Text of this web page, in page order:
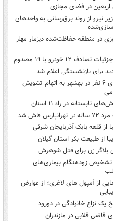
اربعین در فضای مجازی
نیرو از روند برق‌رسانی به واحدهای
در منطقه حفاظت‌شده دیزمار مهار
۱۲ خودرو با ۱۹ مصدوم
برای بازنشستگی اعلام شد
دستگیری ۶ نفر در بهشهر به اتهام تشویش
تابستانه در راه ۱۱ استان
فاش شد
از قلعه بابک آذربایجان شرقی
از طبیعت بکر استان گیلان
بلاگر زن برای قتل شوهرش
زودهنگام بیماری‌های
از آمپول های لاغری؛ از عوارض
یک نزاع خانوادگی در دورود
قاضی قلابی در مازندران